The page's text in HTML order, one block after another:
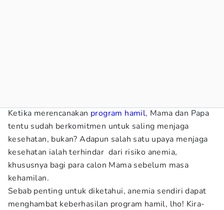
Ketika merencanakan program hamil, Mama dan Papa
tentu sudah berkomitmen untuk saling menjaga
kesehatan, bukan? Adapun salah satu upaya menjaga
kesehatan ialah terhindar dari risiko anemia,
khususnya bagi para calon Mama sebelum masa
kehamilan.
Sebab penting untuk diketahui, anemia sendiri dapat
menghambat keberhasilan program hamil, lho! Kira-